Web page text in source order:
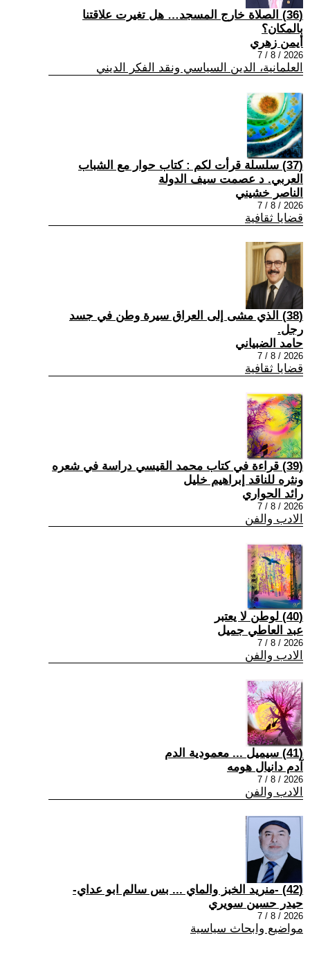
(36) الصلاة خارج المسجد… هل تغيرت علاقتنا
بالمكان؟
أيمن زهري
2026 / 8 / 7
العلمانية، الدين السياسي ونقد الفكر الديني
(37) سلسلة قرأت لكم : كتاب حوار مع الشباب
العربي. د عصمت سيف الدولة
الناصر خشيني
2026 / 8 / 7
قضايا ثقافية
(38) الذي مشى إلى العراق سيرة وطن في جسد
رجل.
حامد الضبياني
2026 / 8 / 7
قضايا ثقافية
(39) قراءة في كتاب محمد القيسي دراسة في شعره
ونثره للناقد إبراهيم خليل
رائد الحواري
2026 / 8 / 7
الادب والفن
(40) لوطن لا يعتبر
عبد العاطي جميل
2026 / 8 / 7
الادب والفن
(41) سيميل ... معمودية الدم
آدم دانيال هومه
2026 / 8 / 7
الادب والفن
(42) -منريد الخبز والماي ... بس سالم ابو عداي-
حيدر حسين سويري
2026 / 8 / 7
مواضيع وابحاث سياسية